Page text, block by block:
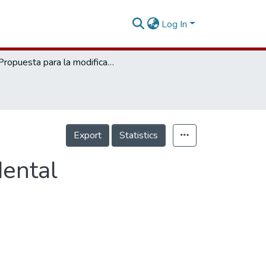
Log In
Propuesta para la modificación de la carta dental reglamentada por la ley 38 de 1993
Export Statistics